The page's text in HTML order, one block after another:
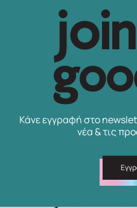
Κάνε εγγραφή στο
νέα & τις